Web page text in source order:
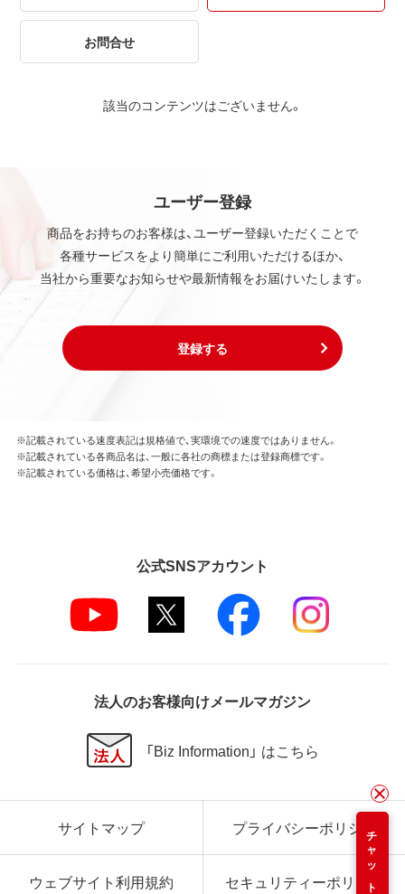
お問合せ
該当のコンテンツはございません。
ユーザー登録
商品をお持ちのお客様は、ユーザー登録いただくことで
各種サービスをより簡単にご利用いただけるほか、
当社から重要なお知らせや最新情報をお届けいたします。
登録する
チャット
※記載されている速度表記は規格値で、実環境での速度ではありません。
※記載されている各商品名は、一般に各社の商標または登録商標です。
※記載されている価格は、希望小売価格です。
公式SNSアカウント
法人のお客様向けメールマガジン
「Biz Information」 はこちら
サイトマップ プライバシーポリシー
ウェブサイト利用規約 セキュリティーポリシー